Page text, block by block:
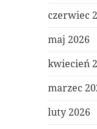
czerwiec
maj 2026
kwiecień
marzec
luty 2026